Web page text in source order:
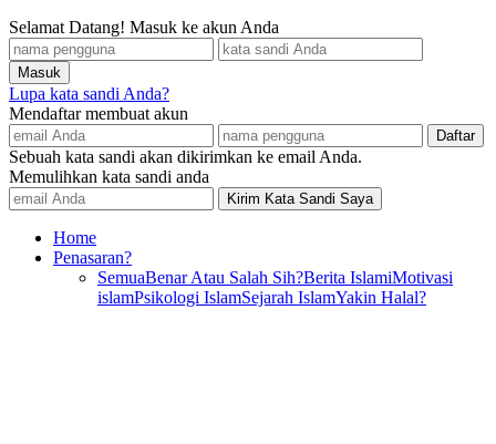
Selamat Datang! Masuk ke akun Anda
Lupa kata sandi Anda?
Mendaftar membuat akun
Sebuah kata sandi akan dikirimkan ke email Anda.
Memulihkan kata sandi anda
Home
Penasaran?
SemuaBenar Atau Salah Sih?Berita IslamiMotivasi
islamPsikologi IslamSejarah IslamYakin Halal?